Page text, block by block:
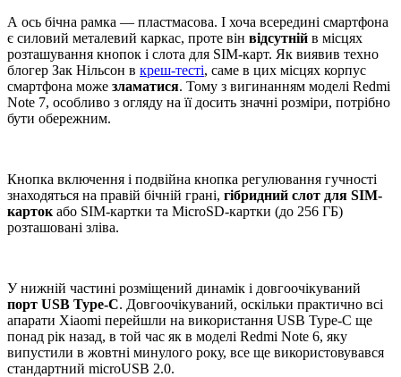
А ось бічна рамка — пластмасова. І хоча всередині смартфона
є силовий металевий каркас, проте він відсутній в місцях
розташування кнопок і слота для SIM-карт. Як виявив техно
блогер Зак Нільсон в креш-тесті, саме в цих місцях корпус
смартфона може зламатися. Тому з вигинанням моделі Redmi
Note 7, особливо з огляду на її досить значні розміри, потрібно
бути обережним.
Кнопка включення і подвійна кнопка регулювання гучності
знаходяться на правій бічній грані, гібридний слот для SIM-
карток або SIM-картки та MicroSD-картки (до 256 ГБ)
розташовані зліва.
У нижній частині розміщений динамік і довгоочікуваний
порт USB Type-C. Довгоочікуваний, оскільки практично всі
апарати Xiaomi перейшли на використання USB Type-C ще
понад рік назад, в той час як в моделі Redmi Note 6, яку
випустили в жовтні минулого року, все ще використовувався
стандартний microUSB 2.0.